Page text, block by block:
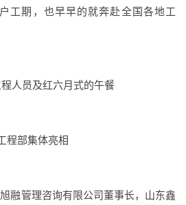
工期，也早早的就奔赴全国各地工
人员及红六月式的午餐
程部集体亮相
融管理咨询有限公司董事长，山东鑫